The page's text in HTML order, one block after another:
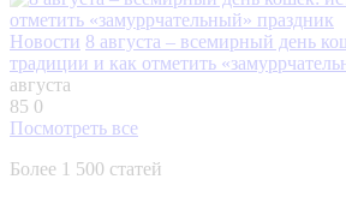
Новости 8 августа – всемирный день
традиции и как отметить
августа
85 0
Посмотреть все
Более 1 500 статей